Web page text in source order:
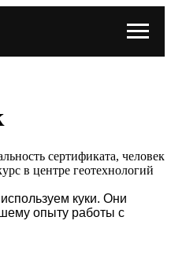
сертификата, человек
в центре геотехнологий
куки. Они
опыту работы с